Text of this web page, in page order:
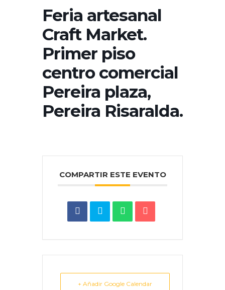
Feria artesanal
Craft Market.
Primer piso
centro comercial
Pereira plaza,
Pereira Risaralda.
COMPARTIR ESTE EVENTO
+ Añadir Google Calendar